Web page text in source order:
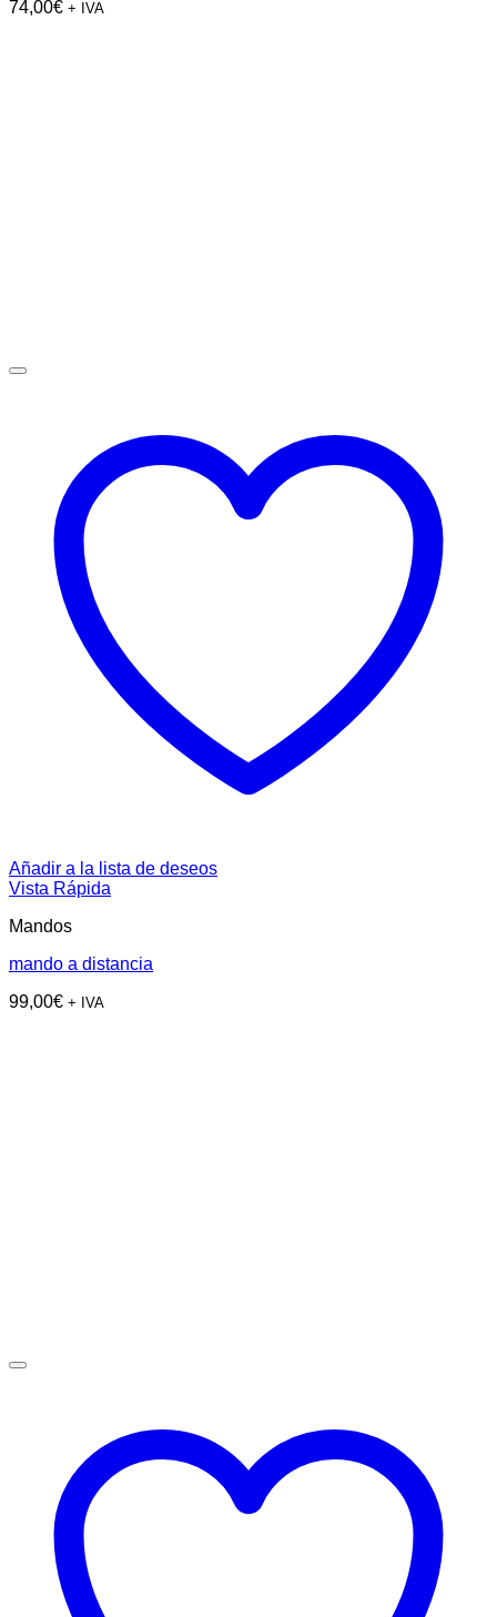
74,00€ + IVA
Añadir a la lista de deseos
Vista Rápida
Mandos
mando a distancia
99,00€ + IVA